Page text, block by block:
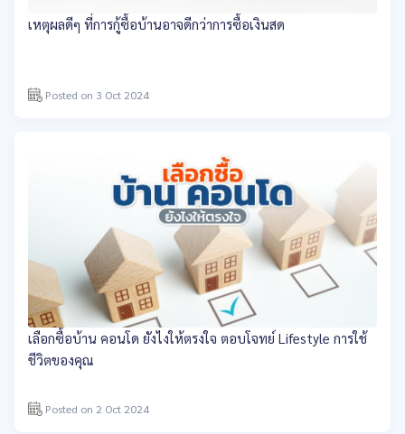
เหตุผลดีๆ ที่การกู้ซื้อบ้านอาจดีกว่าการซื้อเงินสด
Posted on 3 Oct 2024
เลือกซื้อบ้าน คอนโด ยังไงให้ตรงใจ ตอบโจทย์ Lifestyle การใช้
ชีวิตของคุณ
Posted on 2 Oct 2024